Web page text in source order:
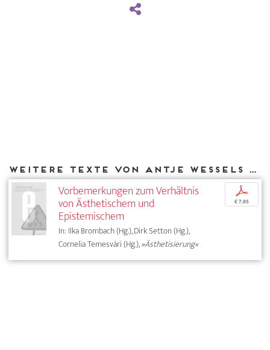
Weitere Texte von Antje Wessels bei DIAPHANES
Vorbemerkungen zum Verhältnis
von Ästhetischem und
Epistemischem
In: Ilka Brombach (Hg.), Dirk Setton (Hg.),
Cornelia Temesvári (Hg.),»Ästhetisierung«
p
€ 7,95